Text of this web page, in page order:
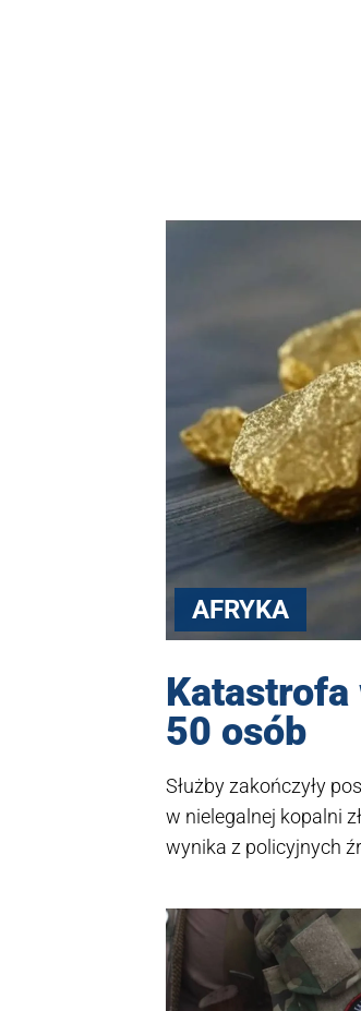
AFRYKA
50 osób
Służby zakończyły
w nielegalnej kopalni
wynika z policyjnych